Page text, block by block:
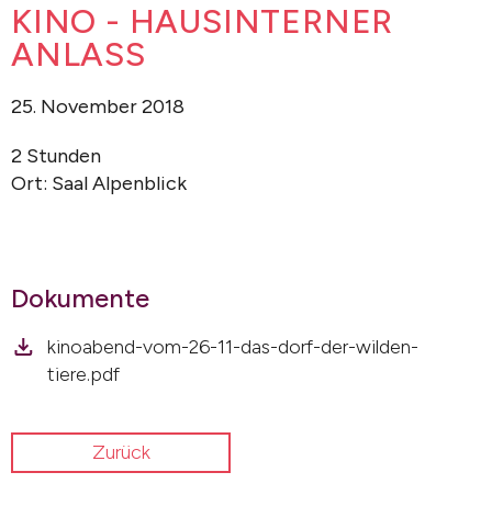
KINO - HAUSINTERNER
ANLASS
25. November 2018
2 Stunden
Ort: Saal Alpenblick
Dokumente
kinoabend-vom-26-11-das-dorf-der-wilden-
tiere.pdf
Zurück